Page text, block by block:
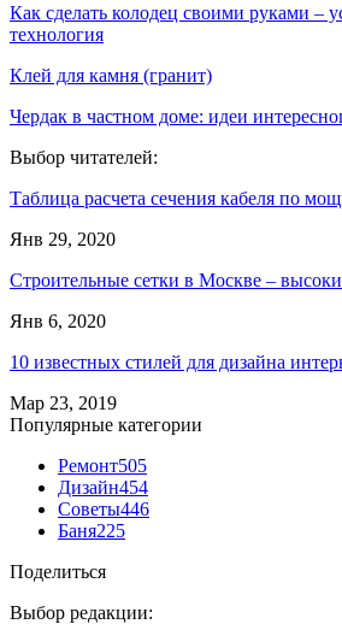
Как сделать колодец своими руками –
технология
Клей для камня (гранит)
Чердак в частном доме: идеи
Выбор читателей:
Таблица расчета сечения кабеля по
Янв 29, 2020
Строительные сетки в Москве –
Янв 6, 2020
10 известных стилей для дизайна
Мар 23, 2019
Популярные категории
Ремонт505
Дизайн454
Советы446
Баня225
Поделиться
Выбор редакции: